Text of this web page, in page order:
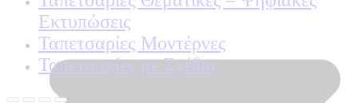
Εκτυπώσεις
Ταπετσαρίες Μοντέρνες
Ταπετσαρίες με Σχέδιο